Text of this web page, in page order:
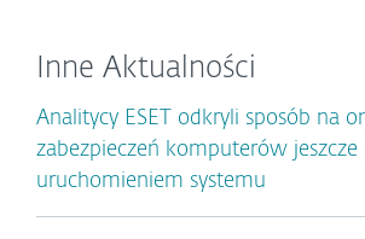
Inne Aktualności
Analitycy ESET odkryli sposób na
zabezpieczeń komputerów jeszcze
uruchomieniem systemu